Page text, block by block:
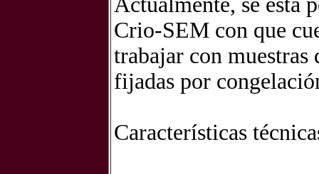
Crio-SEM con que
trabajar con muestras
fijadas por
Características